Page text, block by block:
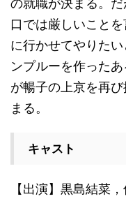
の就職が決まる。だ
口では厳しいこと
に行かせてやりた
ンプルーを作った
が暢子の上京を再
まる。
キャスト
【出演】黒島結菜